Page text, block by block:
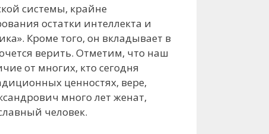
системы, крайне
остатки интеллекта и
Кроме того, он вкладывает в
верить. Отметим, что наш
от многих, кто сегодня
ценностях, вере,
много лет женат,
человек.